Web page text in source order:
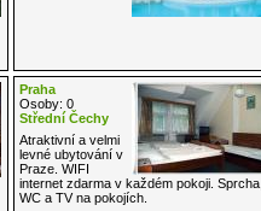
Praha
Osoby: 0
Střední Čechy
Atraktivní a velmi
levné ubytování v
Praze. WIFI
internet zdarma v každém pokoji. Sprcha,
WC a TV na pokojích.